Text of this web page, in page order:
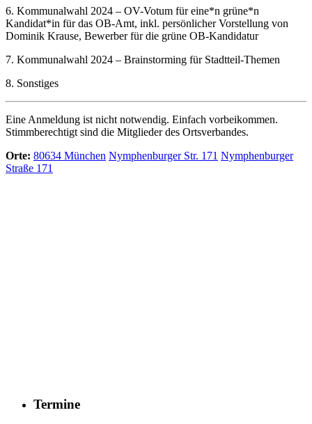
6. Kommunalwahl 2024 – OV-Votum für eine*n grüne*n
Kandidat*in für das OB-Amt, inkl. persönlicher Vorstellung von
Dominik Krause, Bewerber für die grüne OB-Kandidatur
7. Kommunalwahl 2024 – Brainstorming für Stadtteil-Themen
8. Sonstiges
Eine Anmeldung ist nicht notwendig. Einfach vorbeikommen.
Stimmberechtigt sind die Mitglieder des Ortsverbandes.
Orte: 80634 München Nymphenburger Str. 171 Nymphenburger
Straße 171
Termine